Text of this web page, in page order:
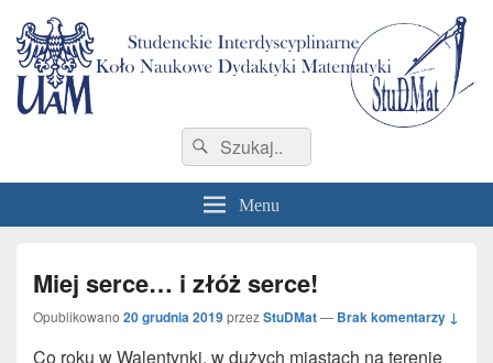
Studenckie Interdyscyplinarne Koło Naukowe Dydaktyki Matematyki Wydziału
Matematyki i Informatyki
Search
for:
Search
Menu
Miej serce… i złóż serce!
Opublikowano 20 grudnia 2019przezStuDMat— Brak komentarzy ↓
Co roku w Walentynki, w dużych miastach na terenie